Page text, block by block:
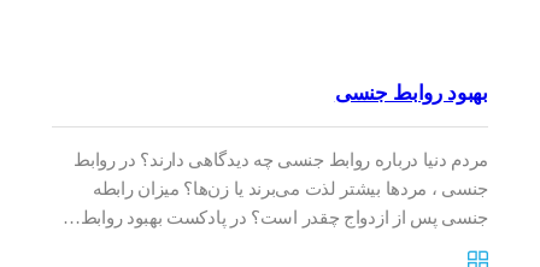
بهبود روابط جنسی
مردم دنیا درباره روابط جنسی چه دیدگاهی دارند؟ در روابط
جنسی ، مردها بیشتر لذت می‌برند یا زن‌ها؟ میزان رابطه
جنسی پس از ازدواج چقدر است؟ در پادکست بهبود روابط…